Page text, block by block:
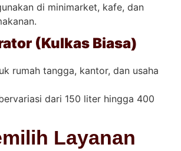
di minimarket, kafe, dan
(Kulkas Biasa)
rumah tangga, kantor, dan usaha
dari 150 liter hingga 400
Layanan